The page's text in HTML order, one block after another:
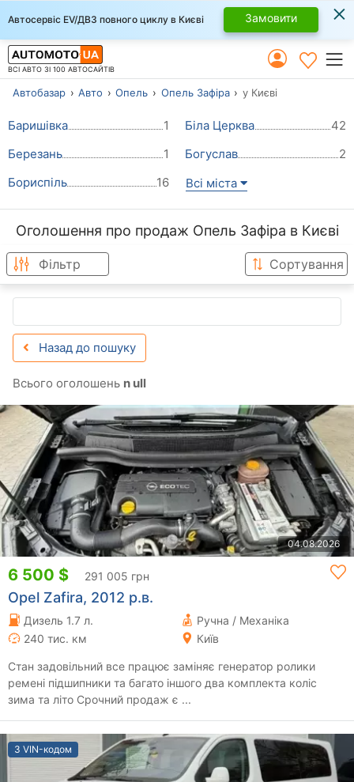
Автосервіс EV/ДВЗ повного циклу в Києві Замовити ×
ВСІ АВТО ЗІ 100 АВТОСАЙТІВ
Автобазар Авто Опель Опель Зафіра у Києві
Баришівка 1 Біла Церква
42
Березань
1 Богуслав
2
Бориспіль
16 Всі міста
Оголошення про продаж Опель Зафіра в Києві
Фільтр Сортування
Назад до пошуку
Всього оголошень n ull
04.08.2026
6 500 $ 291 005 грн
Opel Zafira, 2012 р.в.
Дизель 1.7 л.
Ручна / Механіка
240 тис. км
Київ
Стан задовільний все працює заміняє генератор ролики
ремені підшипники та багато іншого два комплекта коліс
зима та літо Срочний продаж є ...
З VIN-кодом